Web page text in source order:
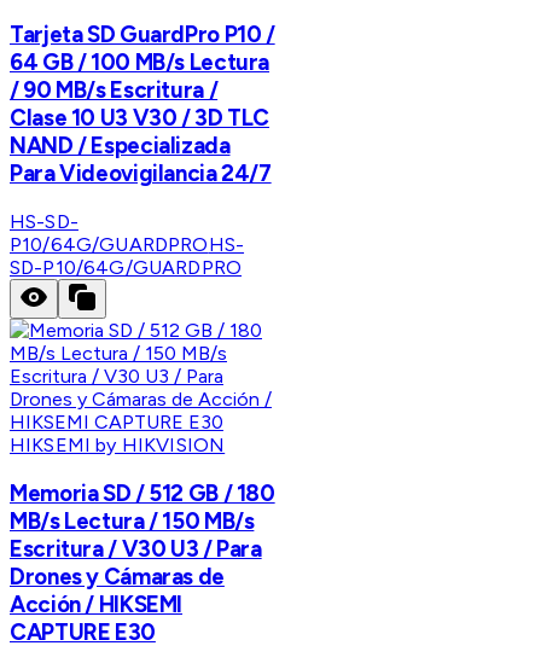
Tarjeta SD GuardPro P10 /
64 GB / 100 MB/s Lectura
/ 90 MB/s Escritura /
Clase 10 U3 V30 / 3D TLC
NAND / Especializada
Para Videovigilancia 24/7
HS-SD-
P10/64G/GUARDPROHS-
SD-P10/64G/GUARDPRO
HIKSEMI by HIKVISION
Memoria SD / 512 GB / 180
MB/s Lectura / 150 MB/s
Escritura / V30 U3 / Para
Drones y Cámaras de
Acción / HIKSEMI
CAPTURE E30